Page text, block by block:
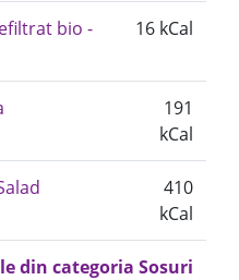
bio -
16 kCal
191
kCal
410
kCal
din categoria Sosuri